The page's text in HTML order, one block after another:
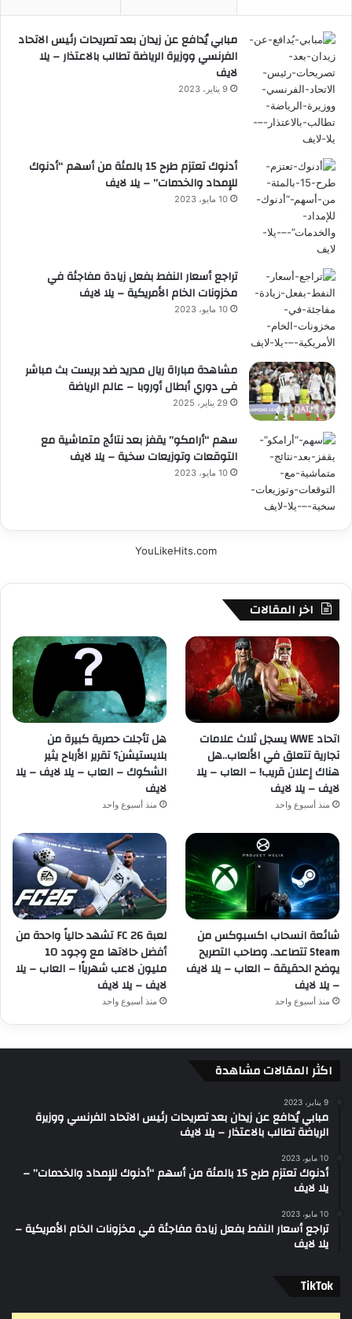
مبابي يُدافع عن زيدان بعد تصريحات رئيس الاتحاد
الفرنسي ووزيرة الرياضة تطالب بالاعتذار – يلا
لايف
9 يناير، 2023
أدنوك تعتزم طرح 15 بالمئة من أسهم “أدنوك
للإمداد والخدمات” – يلا لايف
10 مايو، 2023
تراجع أسعار النفط بفعل زيادة مفاجئة في
مخزونات الخام الأمريكية – يلا لايف
10 مايو، 2023
مشاهدة مباراة ريال مدريد ضد بريست بث مباشر
فى دوري أبطال أوروبا – عالم الرياضة
29 يناير، 2025
سهم “أرامكو” يقفز بعد نتائج متماشية مع
التوقعات وتوزيعات سخية – يلا لايف
10 مايو، 2023
YouLikeHits.com
اخر المقالات
اتحاد WWE يسجل ثلاث علامات
تجارية تتعلق في الألعاب..هل
هناك إعلان قريب! – العاب – يلا
لايف – يلا لايف
منذ أسبوع واحد
هل تأجلت حصرية كبيرة من
بلايستيشن؟ تقرير الأرباح يثير
الشكوك – العاب – يلا لايف – يلا
لايف
منذ أسبوع واحد
شائعة انسحاب اكسبوكس من
Steam تتصاعد.. وصاحب التصريح
يوضح الحقيقة – العاب – يلا لايف
– يلا لايف
منذ أسبوع واحد
لعبة FC 26 تشهد حالياً واحدة من
أفضل حالاتها مع وجود 10
مليون لاعب شهرياً! – العاب – يلا
لايف – يلا لايف
منذ أسبوع واحد
اكثر المقالات مشاهدة
9 يناير، 2023
مبابي يُدافع عن زيدان بعد تصريحات رئيس الاتحاد الفرنسي ووزيرة
الرياضة تطالب بالاعتذار – يلا لايف
10 مايو، 2023
أدنوك تعتزم طرح 15 بالمئة من أسهم “أدنوك للإمداد والخدمات” –
يلا لايف
10 مايو، 2023
تراجع أسعار النفط بفعل زيادة مفاجئة في مخزونات الخام الأمريكية –
يلا لايف
‫TikTok